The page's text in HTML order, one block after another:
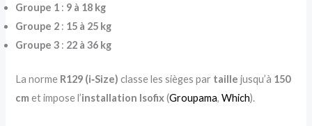
Groupe 1 : 9 à 18 kg
Groupe 2 : 15 à 25 kg
Groupe 3 : 22 à 36 kg
La norme R129 (i‑Size) classe les sièges par taille jusqu’à 150
cm et impose l’installation Isofix(Groupama,Which).